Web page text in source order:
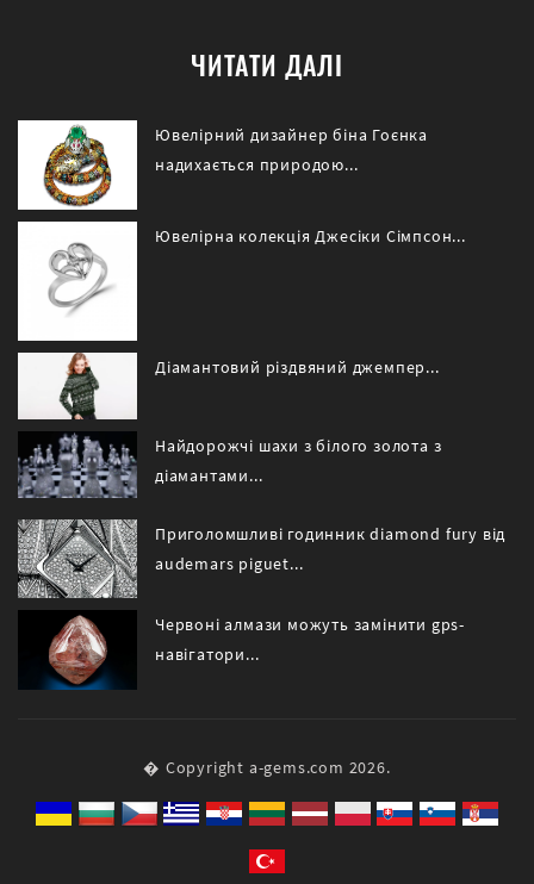
ЧИТАТИ ДАЛІ
Ювелірний дизайнер біна Гоєнка
надихається природою...
Ювелірна колекція Джесіки Сімпсон...
Діамантовий різдвяний джемпер...
Найдорожчі шахи з білого золота з
діамантами...
Приголомшливі годинник diamond fury від
audemars piguet...
Червоні алмази можуть замінити gps-
навігатори...
� Copyright a-gems.com 2026.